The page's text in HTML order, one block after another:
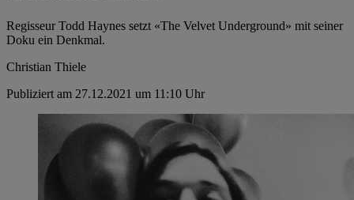
Regisseur Todd Haynes setzt «The Velvet Underground» mit seiner
Doku ein Denkmal.
Christian Thiele
Publiziert am 27.12.2021 um 11:10 Uhr